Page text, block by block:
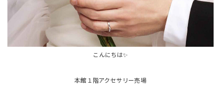
こんにちは✨
本館１階アクセサリー売場